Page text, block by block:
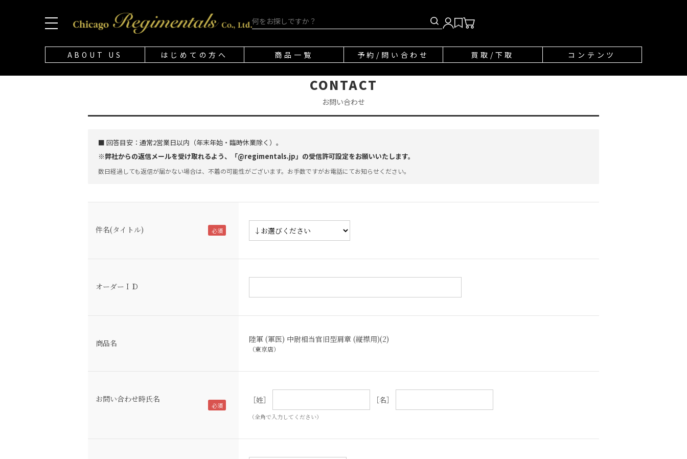
ABOUT US はじめての方へ 商品一覧 予約/問い合わせ 買取/下取 コンテンツ
CONTACT
お問い合わせ
■ 回答目安： 通常2営業日以内（年末年始・臨時休業除く）。
※弊社からの返信メールを受け取れるよう、「@regimentals.jp」の受信許可設定をお願いいたします。
数日経過しても返信が届かない場合は、不着の可能性がございます。お手数ですがお電話にてお知らせください。
件名(タイトル)
オーダーＩＤ
商品名 陸軍 (軍医) 中尉相当官旧型肩章 (縦襟用)(2)
（東京店）
お問い合わせ時氏名 ［姓］ ［名］
（全角で入力してください）